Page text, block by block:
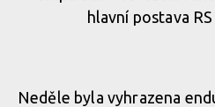
hlavní postava
Neděle byla vyhrazena